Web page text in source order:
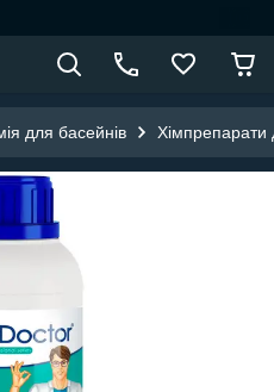
для басейнів